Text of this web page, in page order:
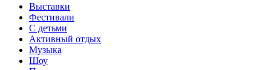
Выставки
Фестивали
С детьми
Активный отдых
Музыка
Шоу